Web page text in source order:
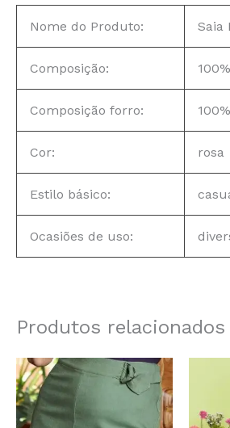
Nome do Produto: Saia
Composição:
Composição forro:
Cor: rosa
Estilo básico:
Ocasiões de uso:
Produtos relacionados